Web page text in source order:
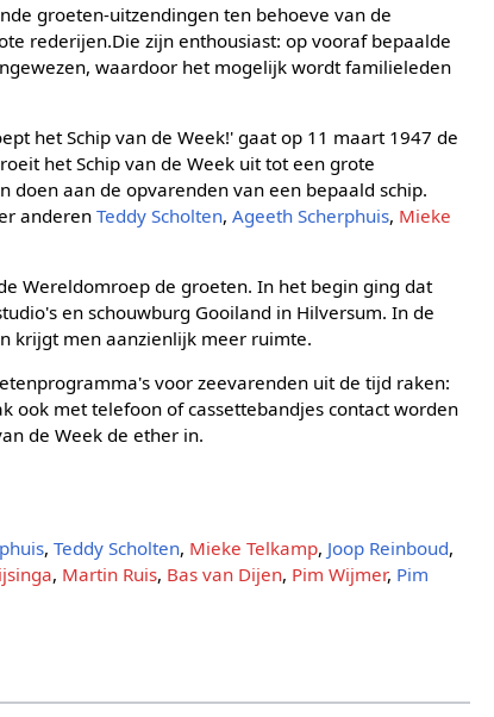
groeten-uitzendingen ten behoeve van de
rederijen.Die zijn enthousiast: op vooraf bepaalde
waardoor het mogelijk wordt familieleden
het Schip van de Week!' gaat op 11 maart 1947 de
het Schip van de Week uit tot een grote
aan de opvarenden van een bepaald schip.
anderenTeddy Scholten,Ageeth Scherphuis, Mieke
Wereldomroep de groeten. In het begin ging dat
en schouwburg Gooiland in Hilversum. In de
krijgt men aanzienlijk meer ruimte.
voor zeevarenden uit de tijd raken:
ook met telefoon of cassettebandjes contact worden
de Week de ether in.
,Teddy Scholten, Mieke Telkamp, Joop Reinboud,
, Martin Ruis, Bas van Dijen, Pim Wijmer, Pim